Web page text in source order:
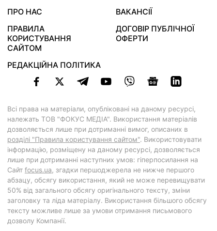
ПРО НАС
ВАКАНСІЇ
ПРАВИЛА
КОРИСТУВАННЯ
САЙТОМ
ДОГОВІР ПУБЛІЧНОЇ
ОФЕРТИ
РЕДАКЦІЙНА ПОЛІТИКА
Всі права на матеріали, опубліковані на даному ресурсі,
належать ТОВ "ФОКУС МЕДІА". Використання матеріалів
дозволяється лише при дотриманні вимог, описаних в
розділі "Правила користування сайтом". Використовувати
інформацію, розміщену на даному ресурсі, дозволяється
лише при дотриманні наступних умов: гіперпосилання на
Cайт focus.ua, згадки першоджерела не нижче першого
абзацу, обсягу використання, який не може перевищувати
50% від загального обсягу оригінального тексту, зміни
заголовку та ліда матеріалу. Використання більшого обсягу
тексту можливе лише за умови отримання письмового
дозволу Компанії.